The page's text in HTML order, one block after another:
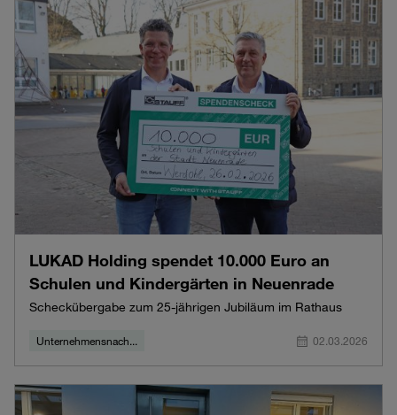
LUKAD Holding spendet 10.000 Euro an
Schulen und Kindergärten in Neuenrade
Scheckübergabe zum 25‑jährigen Jubiläum im Rathaus
Unternehmensnach... 02.03.2026